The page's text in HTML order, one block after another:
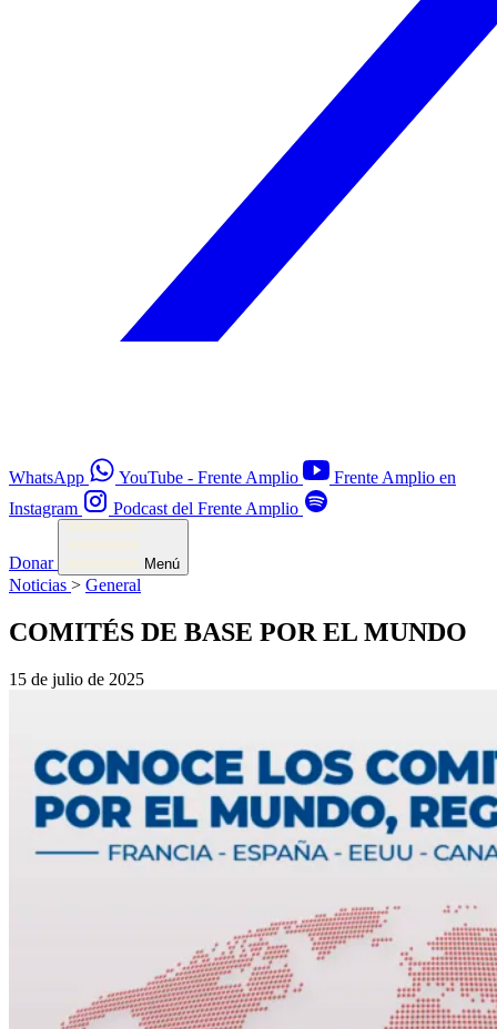
WhatsApp YouTube - Frente Amplio
Frente Amplio en
Instagram
Podcast del Frente Amplio
Donar Menú
Noticias > General
COMITÉS DE BASE POR EL MUNDO
15 de julio de 2025